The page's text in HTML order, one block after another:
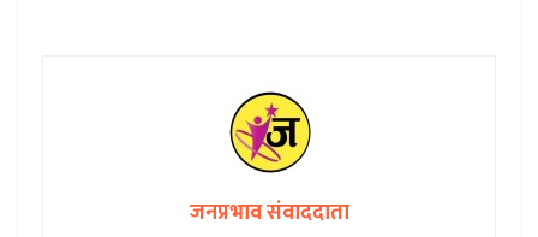
जनप्रभाव संवाददाता